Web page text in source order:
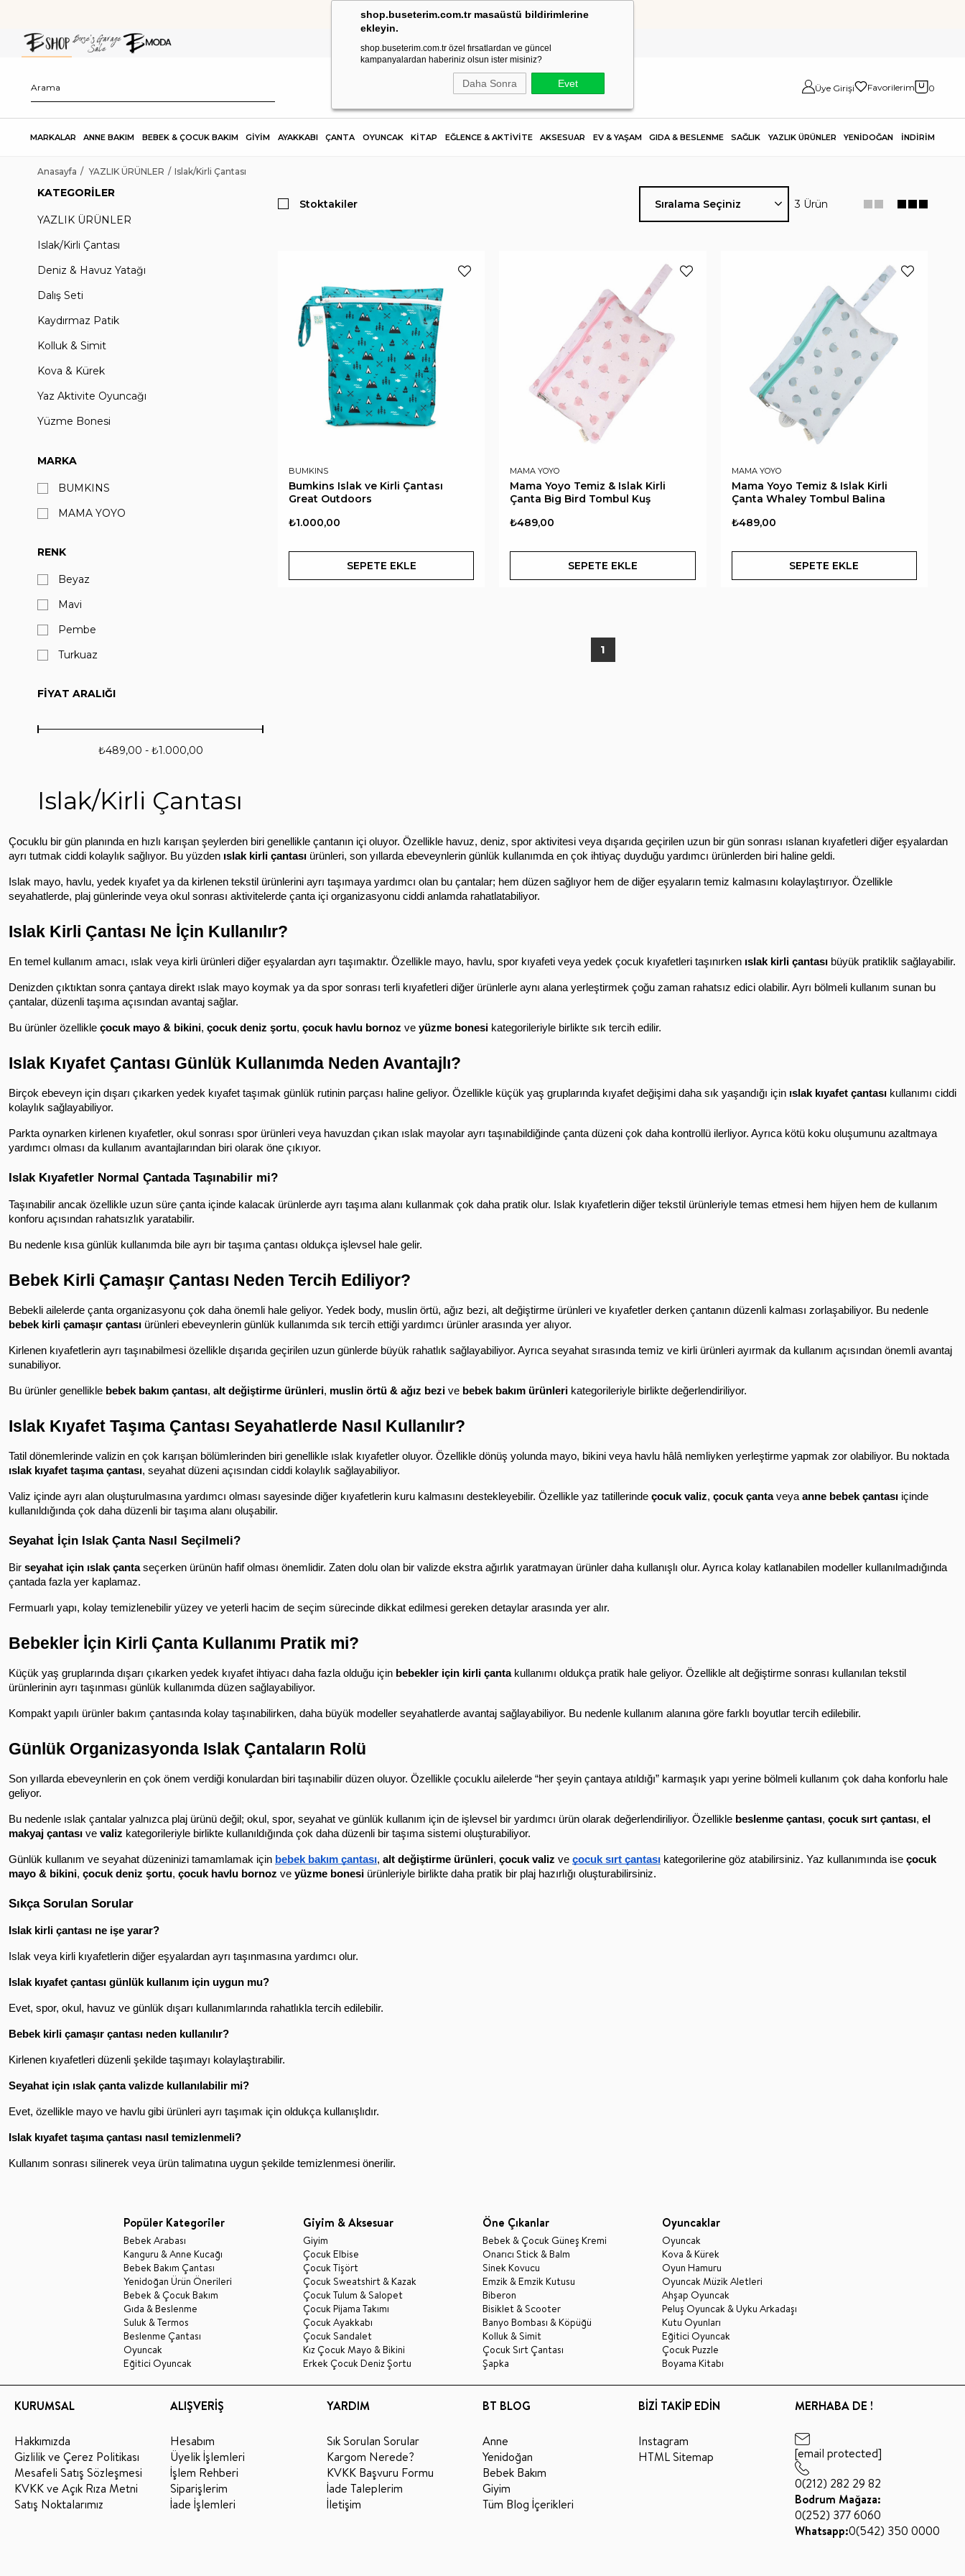
shop.buseterim.com.tr masaüstü bildirimlerine
ekleyin.
shop.buseterim.com.tr özel fırsatlardan ve güncel
kampanyalardan haberiniz olsun ister misiniz?
Daha Sonra Evet
HIZLI KARGO
Üye Girişi Favorilerim 0
MARKALAR ANNE BAKIM BEBEK & ÇOCUK BAKIM GİYİM AYAKKABI ÇANTA OYUNCAK KİTAP EĞLENCE & AKTİVİTE AKSESUAR EV & YAŞAM GIDA & BESLENME SAĞLIK YAZLIK ÜRÜNLER YENİDOĞAN İNDİRİM
Anasayfa YAZLIK ÜRÜNLER Islak/Kirli Çantası
KATEGORILER
YAZLIK ÜRÜNLER
Islak/Kirli Çantası
Deniz & Havuz Yatağı
Dalış Seti
Kaydırmaz Patik
Kolluk & Simit
Kova & Kürek
Yaz Aktivite Oyuncağı
Yüzme Bonesi
MARKA
BUMKINS
MAMA YOYO
RENK
Beyaz
Mavi
Pembe
Turkuaz
FIYAT ARALIĞI
₺489,00 - ₺1.000,00
Stoktakiler 3 Ürün
BUMKINS
Bumkins Islak ve Kirli Çantası
Great Outdoors
₺1.000,00
SEPETE EKLE
MAMA YOYO
Mama Yoyo Temiz & Islak Kirli
Çanta Big Bird Tombul Kuş
₺489,00
SEPETE EKLE
MAMA YOYO
Mama Yoyo Temiz & Islak Kirli
Çanta Whaley Tombul Balina
₺489,00
SEPETE EKLE
1
Islak/Kirli Çantası
Çocuklu bir gün planında en hızlı karışan şeylerden biri genellikle çantanın içi oluyor. Özellikle havuz, deniz, spor aktivitesi veya dışarıda geçirilen uzun bir gün sonrası ıslanan kıyafetleri diğer eşyalardan
ayrı tutmak ciddi kolaylık sağlıyor. Bu yüzden ıslak kirli çantası ürünleri, son yıllarda ebeveynlerin günlük kullanımda en çok ihtiyaç duyduğu yardımcı ürünlerden biri haline geldi.
Islak mayo, havlu, yedek kıyafet ya da kirlenen tekstil ürünlerini ayrı taşımaya yardımcı olan bu çantalar; hem düzen sağlıyor hem de diğer eşyaların temiz kalmasını kolaylaştırıyor. Özellikle
seyahatlerde, plaj günlerinde veya okul sonrası aktivitelerde çanta içi organizasyonu ciddi anlamda rahatlatabiliyor.
Islak Kirli Çantası Ne İçin Kullanılır?
En temel kullanım amacı, ıslak veya kirli ürünleri diğer eşyalardan ayrı taşımaktır. Özellikle mayo, havlu, spor kıyafeti veya yedek çocuk kıyafetleri taşınırken ıslak kirli çantası büyük pratiklik sağlayabilir.
Denizden çıktıktan sonra çantaya direkt ıslak mayo koymak ya da spor sonrası terli kıyafetleri diğer ürünlerle aynı alana yerleştirmek çoğu zaman rahatsız edici olabilir. Ayrı bölmeli kullanım sunan bu
çantalar, düzenli taşıma açısından avantaj sağlar.
Bu ürünler özellikle çocuk mayo & bikini, çocuk deniz şortu, çocuk havlu bornoz ve yüzme bonesi kategorileriyle birlikte sık tercih edilir.
Islak Kıyafet Çantası Günlük Kullanımda Neden Avantajlı?
Birçok ebeveyn için dışarı çıkarken yedek kıyafet taşımak günlük rutinin parçası haline geliyor. Özellikle küçük yaş gruplarında kıyafet değişimi daha sık yaşandığı için ıslak kıyafet çantası kullanımı ciddi
kolaylık sağlayabiliyor.
Parkta oynarken kirlenen kıyafetler, okul sonrası spor ürünleri veya havuzdan çıkan ıslak mayolar ayrı taşınabildiğinde çanta düzeni çok daha kontrollü ilerliyor. Ayrıca kötü koku oluşumunu azaltmaya
yardımcı olması da kullanım avantajlarından biri olarak öne çıkıyor.
Islak Kıyafetler Normal Çantada Taşınabilir mi?
Taşınabilir ancak özellikle uzun süre çanta içinde kalacak ürünlerde ayrı taşıma alanı kullanmak çok daha pratik olur. Islak kıyafetlerin diğer tekstil ürünleriyle temas etmesi hem hijyen hem de kullanım
konforu açısından rahatsızlık yaratabilir.
Bu nedenle kısa günlük kullanımda bile ayrı bir taşıma çantası oldukça işlevsel hale gelir.
Bebek Kirli Çamaşır Çantası Neden Tercih Ediliyor?
bebek kirli çamaşır çantası ürünleri ebeveynlerin günlük kullanımda sık tercih ettiği yardımcı ürünler arasında yer alıyor.
Kirlenen kıyafetlerin ayrı taşınabilmesi özellikle dışarıda geçirilen uzun günlerde büyük rahatlık sağlayabiliyor. Ayrıca seyahat sırasında temiz ve kirli ürünleri ayırmak da kullanım açısından önemli avantaj
sunabiliyor.
Bu ürünler genellikle bebek bakım çantası, alt değiştirme ürünleri, muslin örtü & ağız bezi ve bebek bakım ürünleri kategorileriyle birlikte değerlendiriliyor.
Islak Kıyafet Taşıma Çantası Seyahatlerde Nasıl Kullanılır?
ıslak kıyafet taşıma çantası, seyahat düzeni açısından ciddi kolaylık sağlayabiliyor.
Valiz içinde ayrı alan oluşturulmasına yardımcı olması sayesinde diğer kıyafetlerin kuru kalmasını destekleyebilir. Özellikle yaz tatillerinde çocuk valiz, çocuk çanta veya anne bebek çantası içinde
kullanıldığında çok daha düzenli bir taşıma alanı oluşabilir.
Seyahat İçin Islak Çanta Nasıl Seçilmeli?
Bir seyahat için ıslak çanta seçerken ürünün hafif olması önemlidir. Zaten dolu olan bir valizde ekstra ağırlık yaratmayan ürünler daha kullanışlı olur. Ayrıca kolay katlanabilen modeller kullanılmadığında
çantada fazla yer kaplamaz.
Fermuarlı yapı, kolay temizlenebilir yüzey ve yeterli hacim de seçim sürecinde dikkat edilmesi gereken detaylar arasında yer alır.
Bebekler İçin Kirli Çanta Kullanımı Pratik mi?
Küçük yaş gruplarında dışarı çıkarken yedek kıyafet ihtiyacı daha fazla olduğu için bebekler için kirli çanta kullanımı oldukça pratik hale geliyor. Özellikle alt değiştirme sonrası kullanılan tekstil
ürünlerinin ayrı taşınması günlük kullanımda düzen sağlayabiliyor.
Kompakt yapılı ürünler bakım çantasında kolay taşınabilirken, daha büyük modeller seyahatlerde avantaj sağlayabiliyor. Bu nedenle kullanım alanına göre farklı boyutlar tercih edilebilir.
Günlük Organizasyonda Islak Çantaların Rolü
Son yıllarda ebeveynlerin en çok önem verdiği konulardan biri taşınabilir düzen oluyor. Özellikle çocuklu ailelerde “her şeyin çantaya atıldığı” karmaşık yapı yerine bölmeli kullanım çok daha konforlu hale
geliyor.
Bu nedenle ıslak çantalar yalnızca plaj ürünü değil; okul, spor, seyahat ve günlük kullanım için de işlevsel bir yardımcı ürün olarak değerlendiriliyor. Özellikle beslenme çantası, çocuk sırt çantası, el
makyaj çantası ve valiz kategorileriyle birlikte kullanıldığında çok daha düzenli bir taşıma sistemi oluşturabiliyor.
Günlük kullanım ve seyahat düzeninizi tamamlamak için bebek bakım çantası, alt değiştirme ürünleri, çocuk valiz ve çocuk sırt çantası kategorilerine göz atabilirsiniz. Yaz kullanımında ise çocuk
mayo & bikini, çocuk deniz şortu, çocuk havlu bornoz ve yüzme bonesi ürünleriyle birlikte daha pratik bir plaj hazırlığı oluşturabilirsiniz.
Sıkça Sorulan Sorular
Islak kirli çantası ne işe yarar?
Islak veya kirli kıyafetlerin diğer eşyalardan ayrı taşınmasına yardımcı olur.
Islak kıyafet çantası günlük kullanım için uygun mu?
Evet, spor, okul, havuz ve günlük dışarı kullanımlarında rahatlıkla tercih edilebilir.
Bebek kirli çamaşır çantası neden kullanılır?
Kirlenen kıyafetleri düzenli şekilde taşımayı kolaylaştırabilir.
Seyahat için ıslak çanta valizde kullanılabilir mi?
Evet, özellikle mayo ve havlu gibi ürünleri ayrı taşımak için oldukça kullanışlıdır.
Islak kıyafet taşıma çantası nasıl temizlenmeli?
Kullanım sonrası silinerek veya ürün talimatına uygun şekilde temizlenmesi önerilir.
Popüler Kategoriler
Bebek Arabası
Kanguru & Anne Kucağı
Bebek Bakım Çantası
Yenidoğan Ürün Önerileri
Bebek & Çocuk Bakım
Gıda & Beslenme
Suluk & Termos
Beslenme Çantası
Oyuncak
Eğitici Oyuncak
Giyim & Aksesuar
Giyim
Çocuk Elbise
Çocuk Tişört
Çocuk Sweatshirt & Kazak
Çocuk Tulum & Salopet
Çocuk Pijama Takımı
Çocuk Ayakkabı
Çocuk Sandalet
Kız Çocuk Mayo & Bikini
Erkek Çocuk Deniz Şortu
Öne Çıkanlar
Bebek & Çocuk Güneş Kremi
Onarıcı Stick & Balm
Sinek Kovucu
Emzik & Emzik Kutusu
Biberon
Bisiklet & Scooter
Banyo Bombası & Köpüğü
Kolluk & Simit
Çocuk Sırt Çantası
Şapka
Oyuncaklar
Oyuncak
Kova & Kürek
Oyun Hamuru
Oyuncak Müzik Aletleri
Ahşap Oyuncak
Peluş Oyuncak & Uyku Arkadaşı
Kutu Oyunları
Eğitici Oyuncak
Çocuk Puzzle
Boyama Kitabı
KURUMSAL
Hakkımızda
Gizlilik ve Çerez Politikası
Mesafeli Satış Sözleşmesi
KVKK ve Açık Rıza Metni
Satış Noktalarımız
ALIŞVERİŞ
Hesabım
Üyelik İşlemleri
İşlem Rehberi
Siparişlerim
İade İşlemleri
YARDIM
Sık Sorulan Sorular
Kargom Nerede?
KVKK Başvuru Formu
İade Taleplerim
İletişim
BT BLOG
Anne
Yenidoğan
Bebek Bakım
Giyim
Tüm Blog İçerikleri
BİZİ TAKİP EDİN
Instagram
HTML Sitemap
MERHABA DE !
[email protected]
0(212) 282 29 82
Bodrum Mağaza:
0(252) 377 6060
Whatsapp:0(542) 350 0000